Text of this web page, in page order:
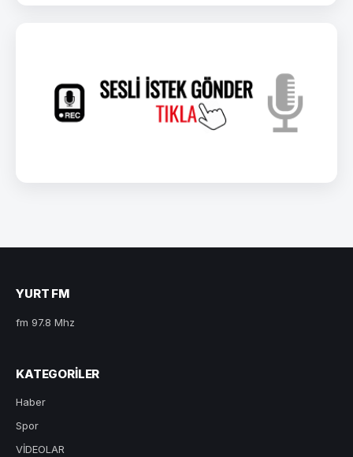
YURT FM
fm 97.8 Mhz
KATEGORILER
Haber
Spor
VİDEOLAR